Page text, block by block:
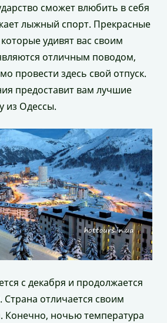
сможет влюбить в себя
лыжный спорт. Прекрасные
удивят вас своим
отличным поводом,
провести здесь свой отпуск.
предоставит вам лучшие
из Одессы.
с декабря и продолжается
Страна отличается своим
Конечно, ночью температура